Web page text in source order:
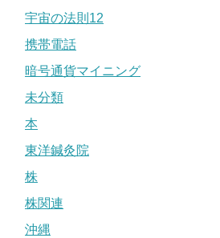
宇宙の法則12
携帯電話
暗号通貨マイニング
未分類
本
東洋鍼灸院
株
株関連
沖縄